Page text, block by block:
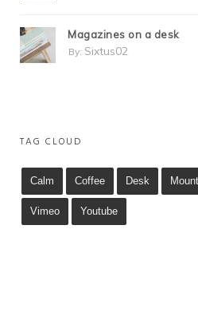
Magazines on a desk
By: Sixtus02
TAG CLOUD
Calm Coffee Desk
Vimeo Youtube